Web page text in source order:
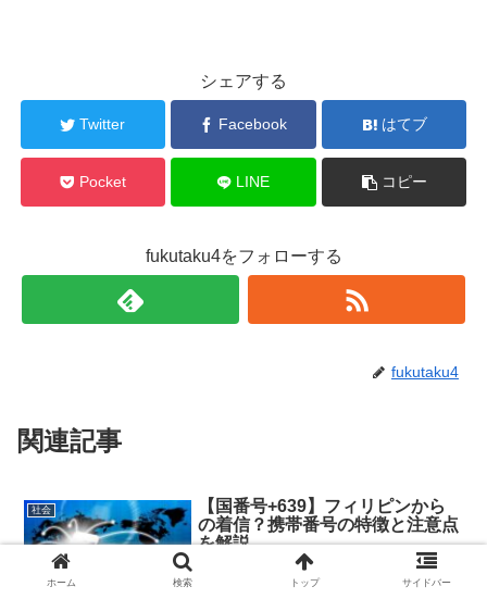
シェアする
Twitter Facebook はてブ
Pocket LINE コピー
fukutaku4をフォローする
fukutaku4
関連記事
社会
【国番号+639】フィリピンから
の着信？携帯番号の特徴と注意点
を解説
ホーム 検索 トップ サイドバー